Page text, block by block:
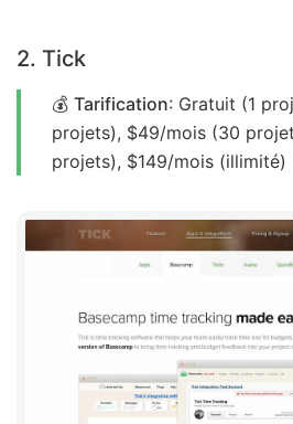
2. Tick
💰 Tarification: Gratuit (1
projets), $49/mois (30
projets), $149/mois (illimité)